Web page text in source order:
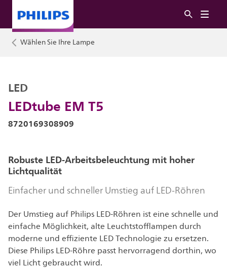
Wählen Sie Ihre Lampe
LEDtube EM T5
LED
8720169308909
Robuste LED-Arbeitsbeleuchtung mit hoher
Lichtqualität
Einfacher und schneller Umstieg auf LED-Röhren
Der Umstieg auf Philips LED-Röhren ist eine schnelle und
einfache Möglichkeit, alte Leuchtstofflampen durch
moderne und effiziente LED Technologie zu ersetzen.
Diese Philips LED-Röhre passt hervorragend dorthin, wo
viel Licht gebraucht wird.